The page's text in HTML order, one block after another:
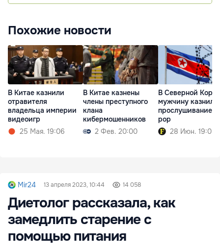
Похожие новости
В Китае казнили
отравителя
владельца империи
видеоигр
25 Мая. 19:06
В Китае казнены
члены преступного
клана
кибермошенников
2 Фев. 20:00
В Северной Корее
мужчину казнили
прослушивание
pop
28 Июн. 19:05
Mir24 13 апреля 2023, 10:44 14 058
Диетолог рассказала, как
замедлить старение с
помощью питания